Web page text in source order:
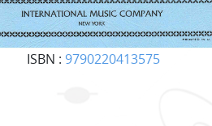
ISBN : 9790220413575